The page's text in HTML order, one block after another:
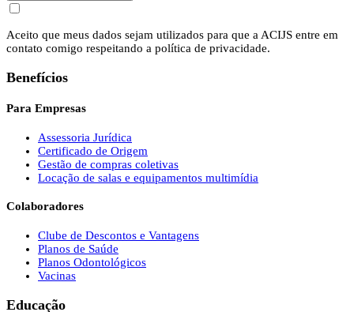
Aceito que meus dados sejam utilizados para que a ACIJS entre em
contato comigo respeitando a política de privacidade.
Benefícios
Para Empresas
Assessoria Jurídica
Certificado de Origem
Gestão de compras coletivas
Locação de salas e equipamentos multimídia
Colaboradores
Clube de Descontos e Vantagens
Planos de Saúde
Planos Odontológicos
Vacinas
Educação